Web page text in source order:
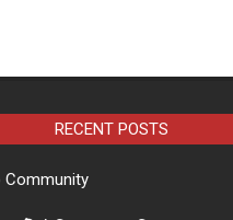
RECENT POSTS